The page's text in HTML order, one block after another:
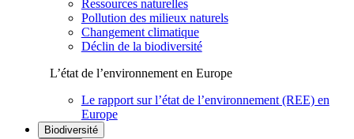
Ressources naturelles
Pollution des milieux naturels
Changement climatique
Déclin de la biodiversité
L’état de l’environnement en Europe
Le rapport sur l’état de l’environnement (REE) en
Europe
Biodiversité